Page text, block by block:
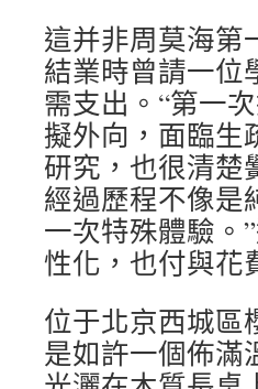
這并非周莫海第
結業時曾請一位
需支出。“第一
擬外向，面臨生
研究，也很清楚
經過歷程不像是
一次特殊體驗。
性化，也付與花
位于北京西城區
是如許一個佈滿